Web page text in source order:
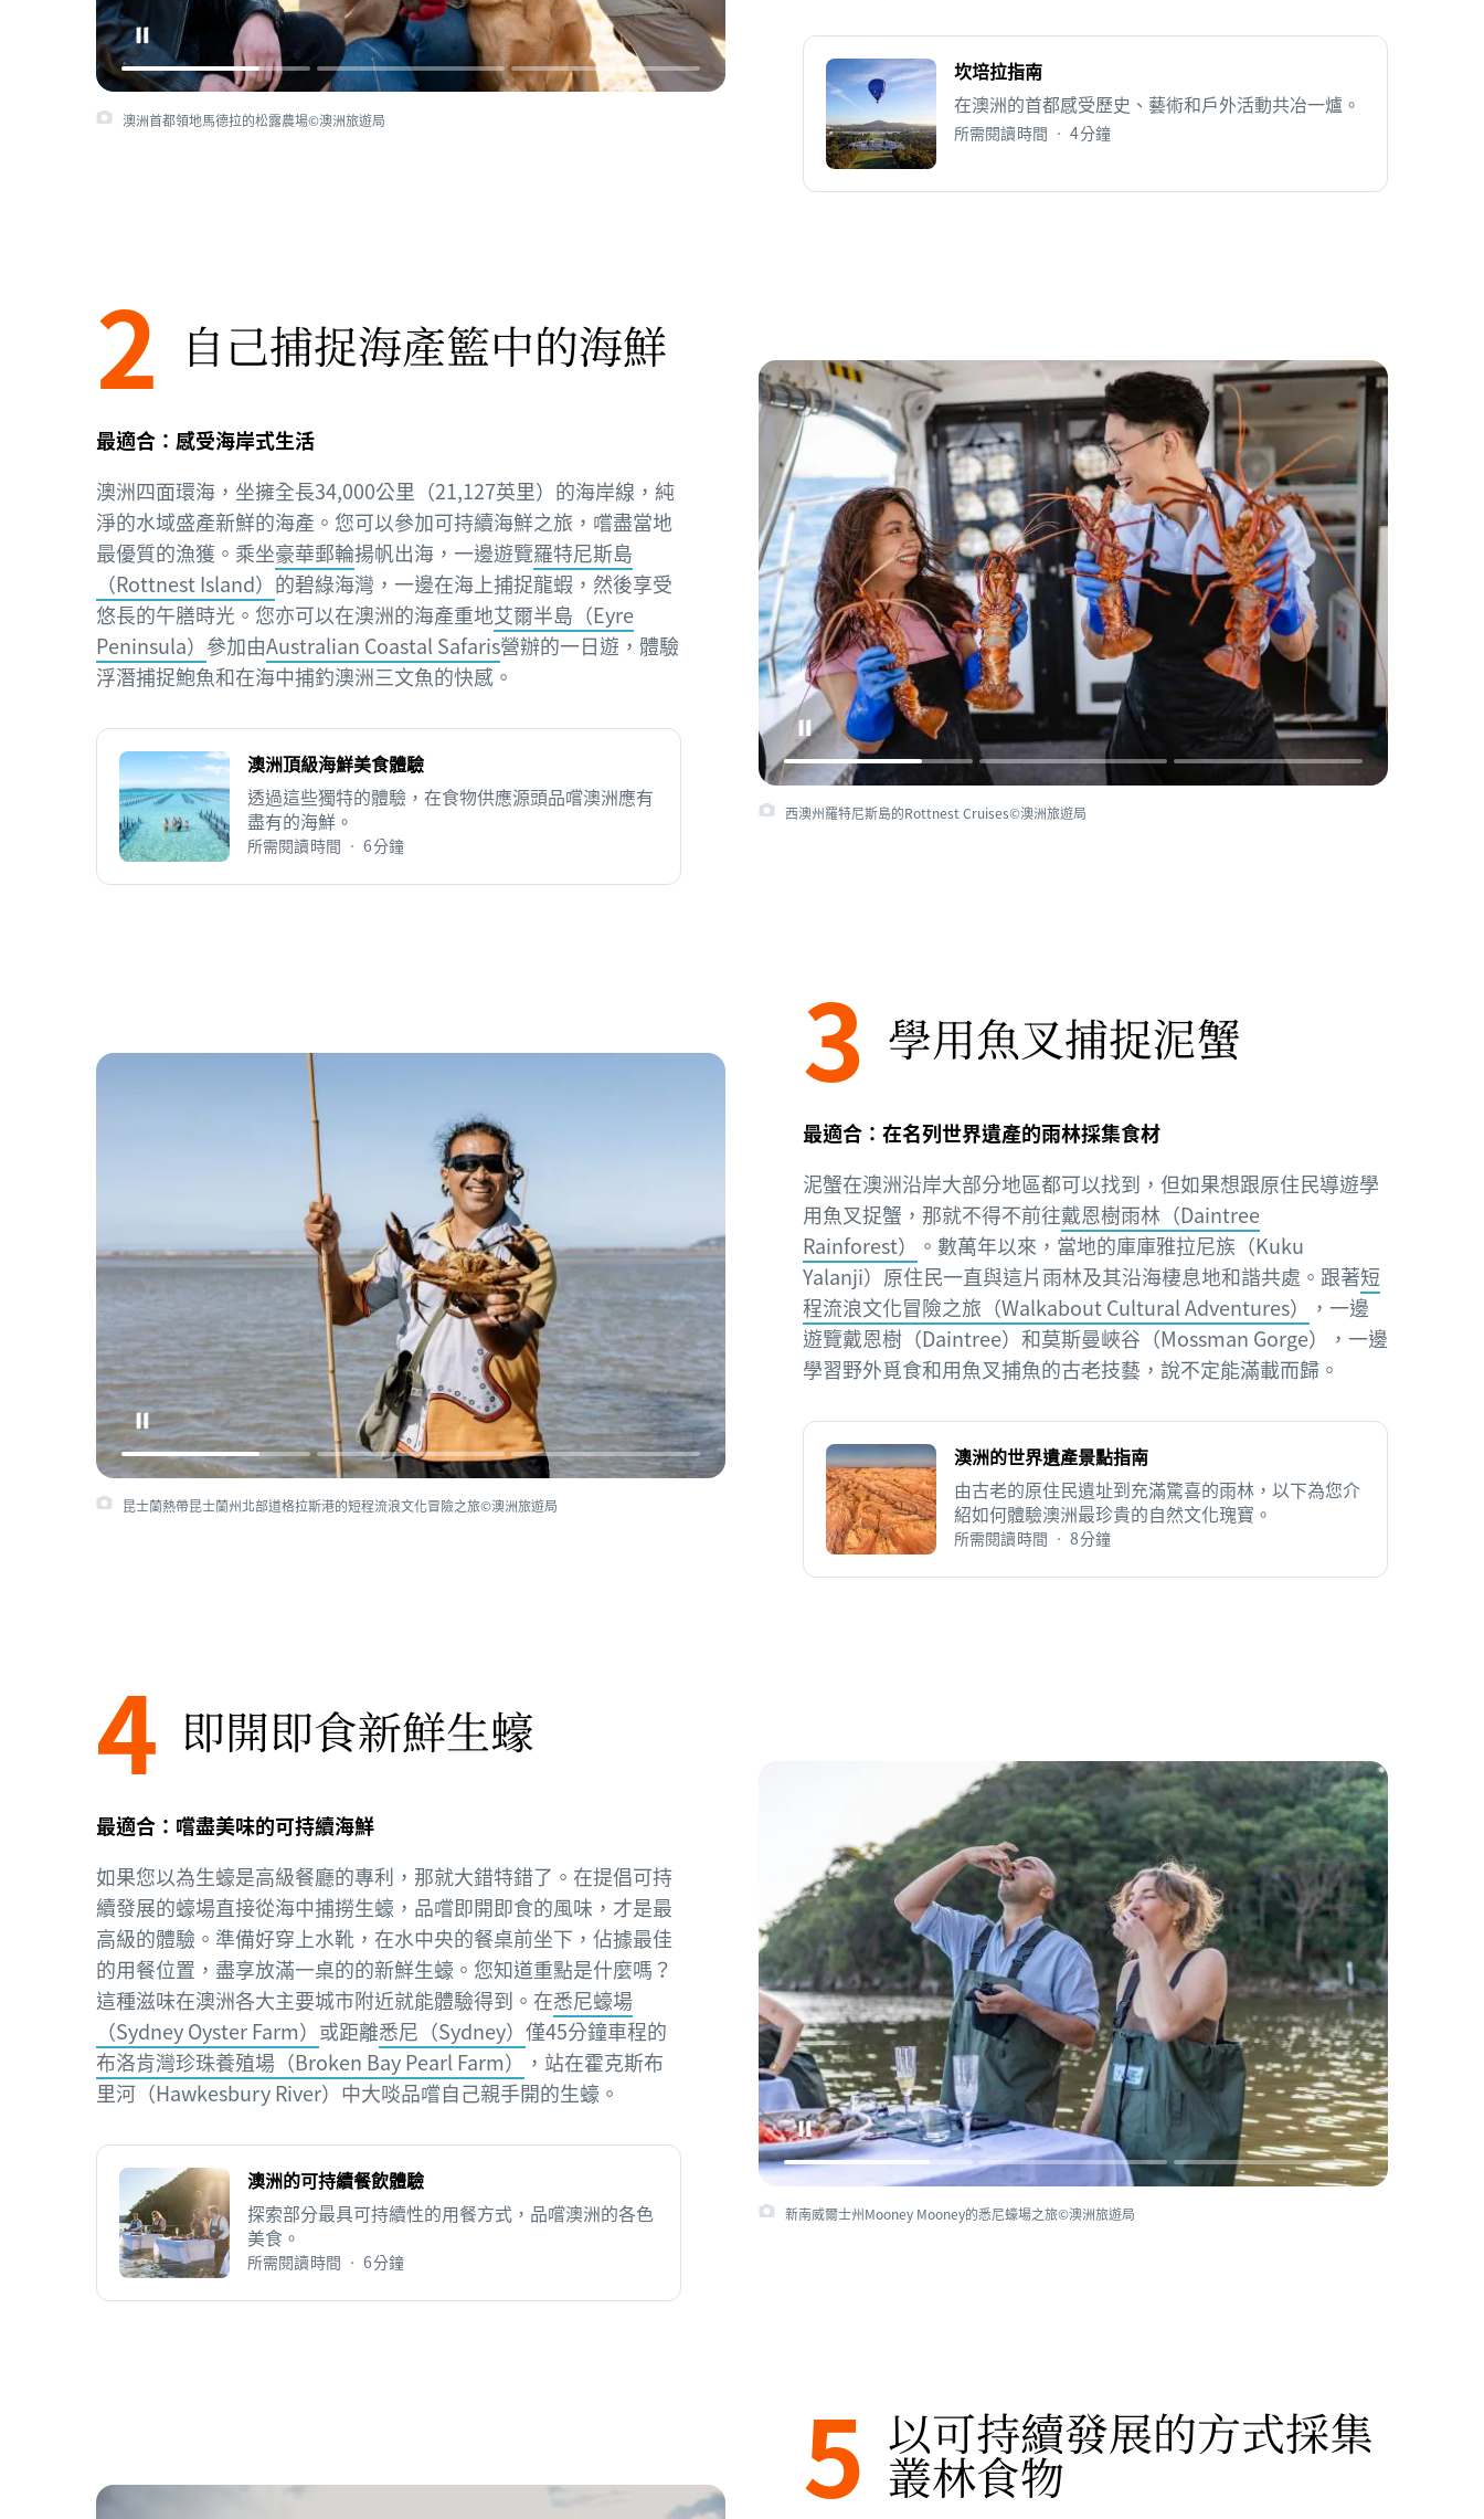
澳洲首都領地馬德拉的松露農場©澳洲旅遊局
坎培拉指南
在澳洲的首都感受歷史、藝術和戶外活動共冶一爐。
所需閱讀時間 • 4分鐘
西澳州羅特尼斯島的Rottnest Cruises©澳洲旅遊局
2 自己捕捉海產籃中的海鮮
最適合：感受海岸式生活
澳洲四面環海，坐擁全長34,000公里（21,127英里）的海岸線，純
淨的水域盛產新鮮的海產。您可以參加可持續海鮮之旅，嚐盡當地
最優質的漁獲。乘坐豪華郵輪揚帆出海，一邊遊覽羅特尼斯島
（Rottnest Island） 的碧綠海灣，一邊在海上捕捉龍蝦，然後享受
悠長的午膳時光。您亦可以在澳洲的海產重地艾爾半島（Eyre
Peninsula） 參加由Australian Coastal Safaris營辦的一日遊，體驗
浮潛捕捉鮑魚和在海中捕釣澳洲三文魚的快感。
澳洲頂級海鮮美食體驗
透過這些獨特的體驗，在食物供應源頭品嚐澳洲應有
盡有的海鮮。
所需閱讀時間 • 6分鐘
昆士蘭熱帶昆士蘭州北部道格拉斯港的短程流浪文化冒險之旅©澳洲旅遊局
3 學用魚叉捕捉泥蟹
最適合：在名列世界遺產的雨林採集食材
泥蟹在澳洲沿岸大部分地區都可以找到，但如果想跟原住民導遊學
用魚叉捉蟹，那就不得不前往戴恩樹雨林（Daintree
Rainforest）
。數萬年以來，當地的庫庫雅拉尼族（Kuku
Yalanji）原住民一直與這片雨林及其沿海棲息地和諧共處。跟著短
程流浪文化冒險之旅（Walkabout Cultural Adventures）
，一邊
遊覽戴恩樹（Daintree）和莫斯曼峽谷（Mossman Gorge），一邊
學習野外覓食和用魚叉捕魚的古老技藝，說不定能滿載而歸。
澳洲的世界遺產景點指南
由古老的原住民遺址到充滿驚喜的雨林，以下為您介
紹如何體驗澳洲最珍貴的自然文化瑰寶。
所需閱讀時間 • 8分鐘
新南威爾士州Mooney Mooney的悉尼蠔場之旅©澳洲旅遊局
4 即開即食新鮮生蠔
最適合：嚐盡美味的可持續海鮮
如果您以為生蠔是高級餐廳的專利，那就大錯特錯了。在提倡可持
續發展的蠔場直接從海中捕撈生蠔，品嚐即開即食的風味，才是最
高級的體驗。準備好穿上水靴，在水中央的餐桌前坐下，佔據最佳
的用餐位置，盡享放滿一桌的的新鮮生蠔。您知道重點是什麼嗎？
這種滋味在澳洲各大主要城市附近就能體驗得到。在悉尼蠔場
（Sydney Oyster Farm） 或距離悉尼（Sydney） 僅45分鐘車程的
布洛肯灣珍珠養殖場（Broken Bay Pearl Farm）
，站在霍克斯布
里河（Hawkesbury River）中大啖品嚐自己親手開的生蠔。
澳洲的可持續餐飲體驗
探索部分最具可持續性的用餐方式，品嚐澳洲的各色
美食。
所需閱讀時間 • 6分鐘
5 以可持續發展的方式採集
叢林食物